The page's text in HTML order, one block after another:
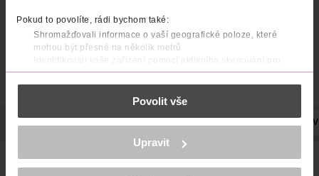
Pokud to povolíte, rádi bychom také:
Shromažďovali informace o vaší geografické poloze, které
mohou být přesné na několik metrů
Identifikovali vaše zařízení pomocí aktivního skenování pro
konkrétní charakteristiky (otisk prstu)
Zjistěte více o tom, jak zpracováváme vaše osobní údaje, a nastavte
části s podrobnostmi . Svůj souhlas můžete kdykoliv
K provozu stránek, personalizaci obsahu a reklam, funkcí sociálních
médií, analýze návštěvnosti, které mohou nést osobní údaje.
Více najdete vprohlášení o ochraně osobních údajů.
Povolit vše
Upravit
DO KOŠÍKU
Obj. č.: 959605 Obj. č.: 941754
Malujte se jako skutečná vizážistka a dodejte svému líčení
nádech profesionality pomocí NYX Professional Makeup Pro